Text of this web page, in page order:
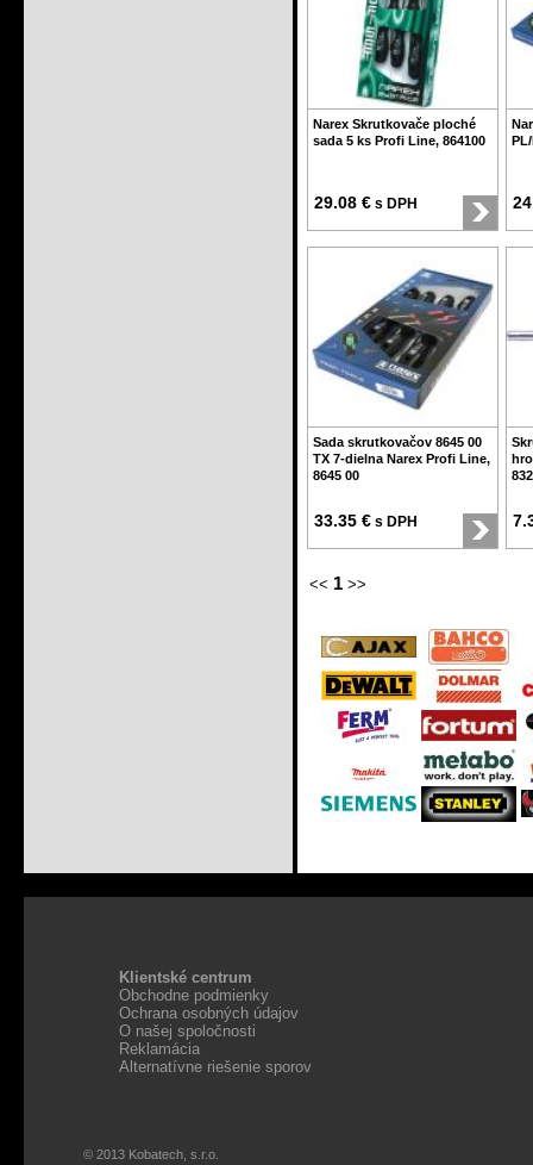
Narex Skrutkovače ploché
sada 5 ks Profi Line, 864100
29.08 € s DPH
Sada skrutkovačov 8645 00
TX 7-dielna Narex Profi Line,
8645 00
33.35 € s DPH
<< 1 >>
Klientské centrum
Obchodne podmienky
Ochrana osobných údajov
O našej spoločnosti
Reklamácia
Alternatívne riešenie sporov
© 2013 Kobatech, s.r.o.